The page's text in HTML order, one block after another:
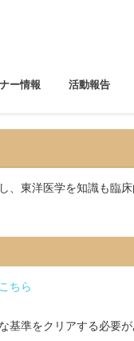
ー情報 活動報告
、東洋医学を知識も臨
ちら
準をクリアする必要が